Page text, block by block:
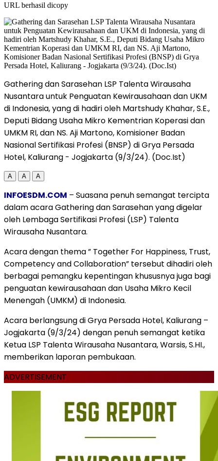
URL berhasil dicopy
Gathering dan Sarasehan LSP Talenta Wirausaha
Nusantara untuk Penguatan Kewirausahaan dan UKM
di Indonesia, yang di hadiri oleh Martshudy Khahar, S.E.,
Deputi Bidang Usaha Mikro Kementrian Koperasi dan
UMKM RI, dan NS. Aji Martono, Komisioner Badan
Nasional Sertifikasi Profesi (BNSP) di Grya Persada
Hotel, Kaliurang - Jogjakarta (9/3/24). (Doc.Ist)
A A A
INFOESDM.COM – Suasana penuh semangat tercipta
dalam acara Gathering dan Sarasehan yang digelar
oleh Lembaga Sertifikasi Profesi (LSP) Talenta
Wirausaha Nusantara.
Acara dengan thema ” Together For Happiness, Trust,
Competency and Collaboration” tersebut dihadiri oleh
berbagai pemangku kepentingan khususnya juga bagi
penguatan kewirausahaan dan Usaha Mikro Kecil
Menengah (UMKM) di Indonesia.
Acara berlangsung di Grya Persada Hotel, Kaliurang –
Jogjakarta (9/3/24) dengan penuh semangat ketika
Ketua LSP Talenta Wirausaha Nusantara, Warsis, S.HI.,
memberikan laporan pembukaan.
ADVERTISEMENT